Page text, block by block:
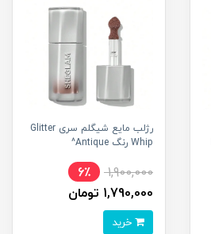
رژلب مایع شیگلم سری Glitter
Whip رنگ Antique^
1,900,000
6٪
1,790,000 تومان